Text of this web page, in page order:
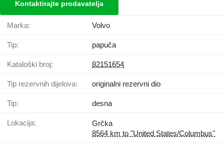
Kontaktirajte prodavatelja
Marka: Volvo
Tip: papuča
Kataloški broj: 82151654
Tip rezervnih dijelova: originalni rezervni dio
Tip: desna
Lokacija:
Grčka
8564 km to "United States/Columbus"